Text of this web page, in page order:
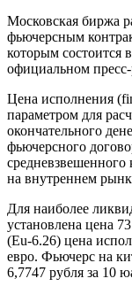
Московская биржа
фьючерсным
которым состоится
официальном
Цена исполнения
параметром для
окончательного
фьючерсного
на внутреннем
Для наиболее
установлена цена
(Eu-6.26) цена
евро. Фьючерс на
6,7747 рубля за 10